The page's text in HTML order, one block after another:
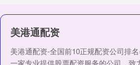
美港通配资
美港通配资-全国前10正规配资公司排